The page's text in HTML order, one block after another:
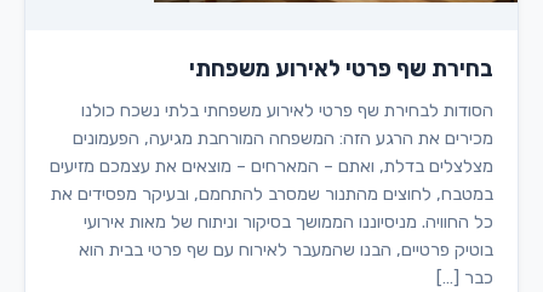
בחירת שף פרטי לאירוע משפחתי
הסודות לבחירת שף פרטי לאירוע משפחתי בלתי נשכח כולנו
מכירים את הרגע הזה: המשפחה המורחבת מגיעה, הפעמונים
מצלצלים בדלת, ואתם – המארחים – מוצאים את עצמכם מזיעים
במטבח, לחוצים מהתנור שמסרב להתחמם, ובעיקר מפסידים את
כל החוויה. מניסיוננו הממושך בסיקור וניתוח של מאות אירועי
בוטיק פרטיים, הבנו שהמעבר לאירוח עם שף פרטי בבית הוא
כבר […]